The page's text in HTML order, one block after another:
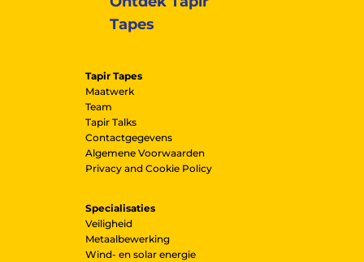
Tapes
Tapir Tapes
Maatwerk
Team
Tapir Talks
Contactgegevens
Algemene Voorwaarden
Privacy and Cookie Policy
Specialisaties
Veiligheid
Metaalbewerking
Wind- en solar energie